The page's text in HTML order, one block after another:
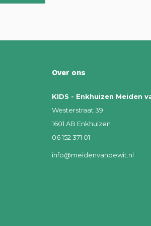
Over ons
KIDS - Enkhuizen Meiden
Westerstraat 39
1601 AB Enkhuizen
06 152 371 01
info@meidenvandewit.nl